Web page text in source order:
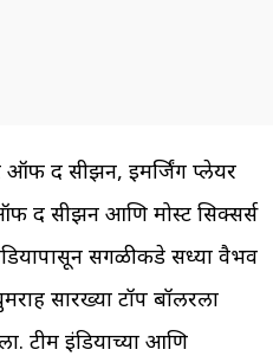
ऑफ द सीझन, इमर्जिंग प्लेयर
द सीझन आणि मोस्ट सिक्सर्स
सगळीकडे सध्या वैभव
सारख्या टॉप बॉलरला
टीम इंडियाच्या आणि